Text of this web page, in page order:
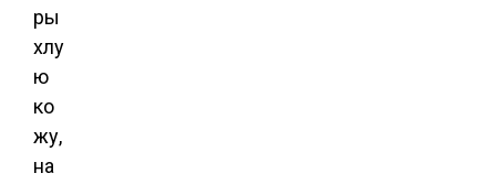
ры
хлу
ю
ко
жу,
на